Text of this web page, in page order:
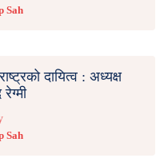
Sah
दायित्व : अध्यक्ष
Sah